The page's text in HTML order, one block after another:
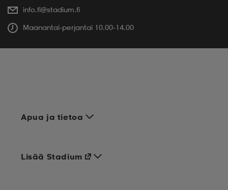
info.fi@stadium.fi
Maanantai-perjantai 10.00-14.00
Apua ja tietoa
Lisää Stadium